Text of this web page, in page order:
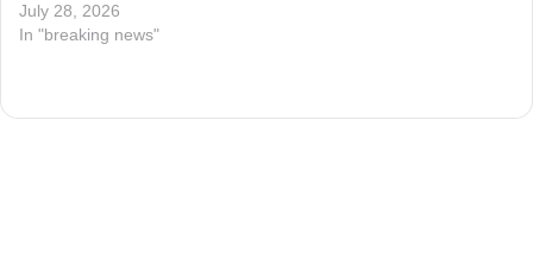
July 28, 2026
In "breaking news"